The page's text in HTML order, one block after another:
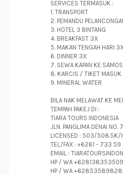
SERVICES TERMASUK :
1. TRANSPORT
2. PEMANDU
3. HOTEL 3 BINTANG
4. BREAKFAST 3X
5. MAKAN TENGAH HARI
6. DINNER 3X
7. SEWA KAPAN KE
8. KARCIS / TIKET MASUK
9. MINERAL WATER
BILA NAK MELAWAT KE
TEMPAH PAKEJ DI :
TIARA TOURS INDONESIA
JLN. PANGLIMA DENAI
LICENSED : 503/508.SK/
TEL/FAX : +6261 - 733
EMAIL :
HP / WA
HP / WA